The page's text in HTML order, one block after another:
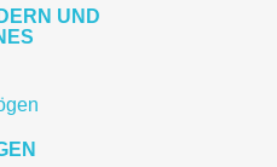
UND